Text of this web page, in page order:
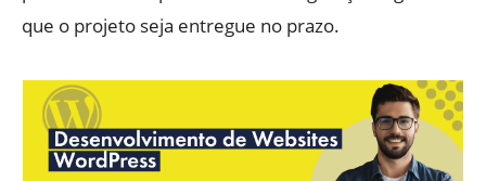
que o projeto seja entregue no prazo.